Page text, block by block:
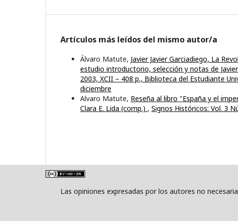
Artículos más leídos del mismo autor/a
Álvaro Matute, Javier Javier Garciadiego, La
estudio introductorio, selección y notas de
2003, XCII – 408 p., Biblioteca del Estudiante
diciembre
Alvaro Matute, Reseña al libro "España y el
Clara E. Lida (comp.) , Signos Históricos: Vol. 3
Las opiniones expresadas por los autores no